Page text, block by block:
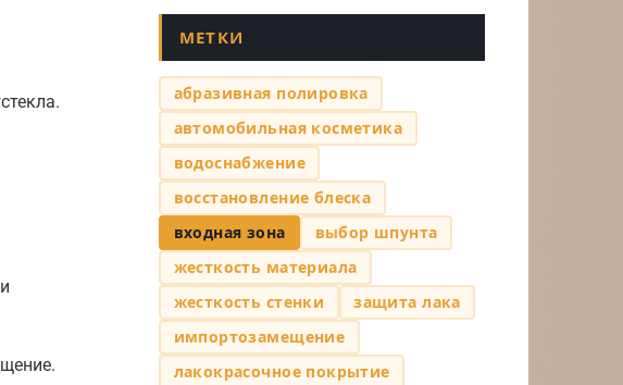
МЕТКИ
абразивная полировка
автомобильная косметика
водоснабжение
восстановление блеска
входная зона
выбор шпунта
жесткость материала
жесткость стенки
защита лака
импортозамещение
лакокрасочное покрытие